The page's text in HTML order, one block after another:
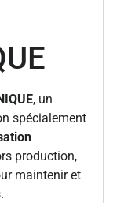
, un
spécialement
production,
maintenir et